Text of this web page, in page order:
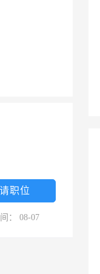
职位
： 08-07